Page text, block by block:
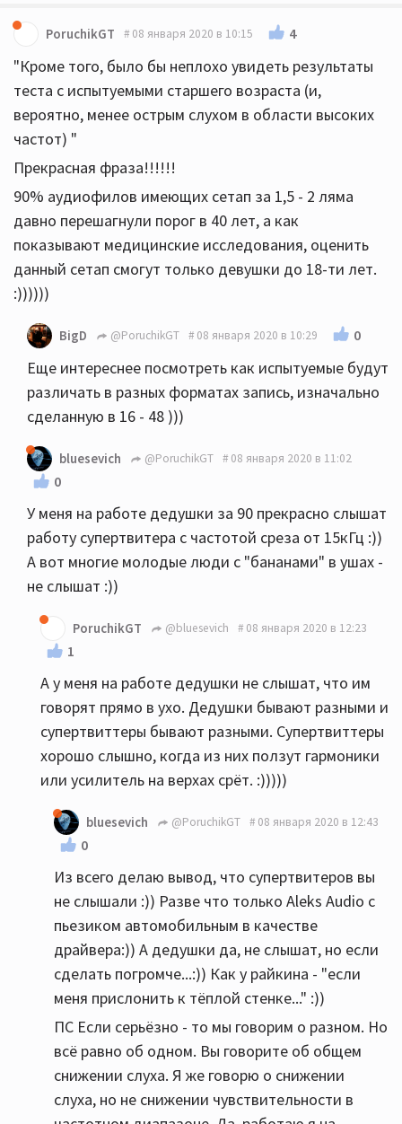
PoruchikGT 08 января 2020 в 10:15 4
"Кроме того, было бы неплохо увидеть результаты
теста с испытуемыми старшего возраста (и,
вероятно, менее острым слухом в области высоких
частот) "
Прекрасная фраза!!!!!!
90% аудиофилов имеющих сетап за 1,5 - 2 ляма
давно перешагнули порог в 40 лет, а как
показывают медицинские исследования, оценить
данный сетап смогут только девушки до 18-ти лет.
:))))))
BigD @PoruchikGT 08 января 2020 в 10:29 0
Еще интереснее посмотреть как испытуемые будут
различать в разных форматах запись, изначально
сделанную в 16 - 48 )))
bluesevich @PoruchikGT 08 января 2020 в 11:02
0
У меня на работе дедушки за 90 прекрасно слышат
работу супертвитера с частотой среза от 15кГц :))
А вот многие молодые люди с "бананами" в ушах -
не слышат :))
PoruchikGT @bluesevich 08 января 2020 в 12:23
1
А у меня на работе дедушки не слышат, что им
говорят прямо в ухо. Дедушки бывают разными и
супертвиттеры бывают разными. Супертвиттеры
хорошо слышно, когда из них ползут гармоники
или усилитель на верхах срёт. :)))))
bluesevich @PoruchikGT 08 января 2020 в 12:43
0
Из всего делаю вывод, что супертвитеров вы
не слышали :)) Разве что только Aleks Audio с
пьезиком автомобильным в качестве
драйвера:)) А дедушки да, не слышат, но если
сделать погромче...:)) Как у райкина - "если
меня прислонить к тёплой стенке..." :))
ПС Если серьёзно - то мы говорим о разном. Но
всё равно об одном. Вы говорите об общем
снижении слуха. Я же говорю о снижении
слуха, но не снижении чувствительности в